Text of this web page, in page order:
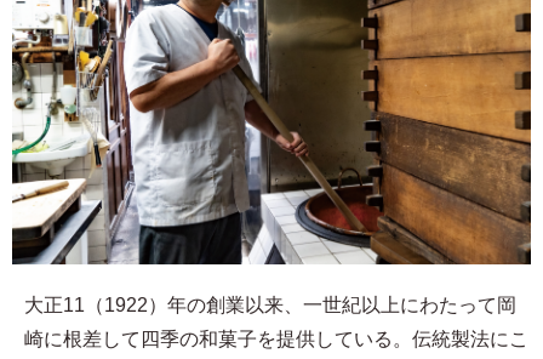
大正11（1922）年の創業以来、一世紀以上にわたって岡
崎に根差して四季の和菓子を提供している。伝統製法にこ